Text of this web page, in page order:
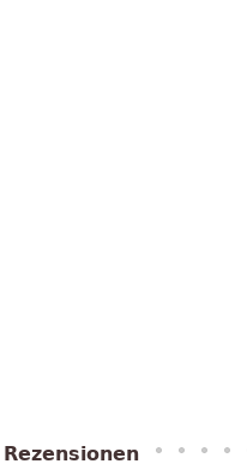
Rezensionen